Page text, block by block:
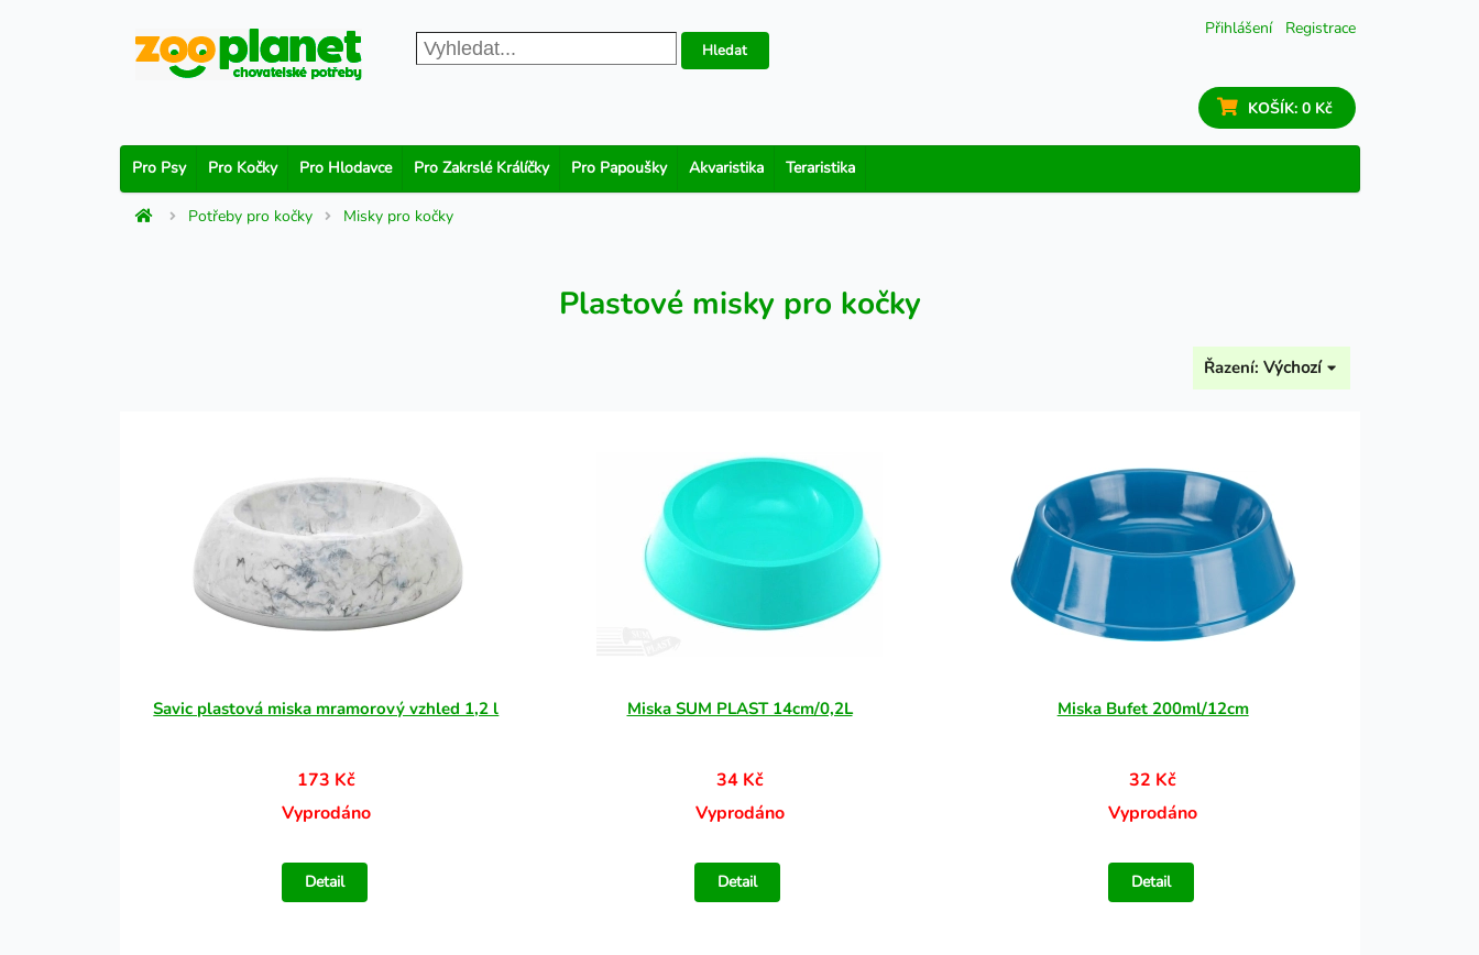
Přihlášení Registrace
Hledat
KOŠÍK: 0 Kč
Pro Psy Pro Kočky Pro Hlodavce Pro Zakrslé Králíčky Pro Papoušky Akvaristika Teraristika
Potřeby pro kočky Misky pro kočky
Plastové misky pro kočky
Řazení: Výchozí
Savic plastová miska mramorový vzhled 1,2 l
173 Kč
Vyprodáno
Detail
Miska SUM PLAST 14cm/0,2L
34 Kč
Vyprodáno
Detail
Miska Bufet 200ml/12cm
32 Kč
Vyprodáno
Detail